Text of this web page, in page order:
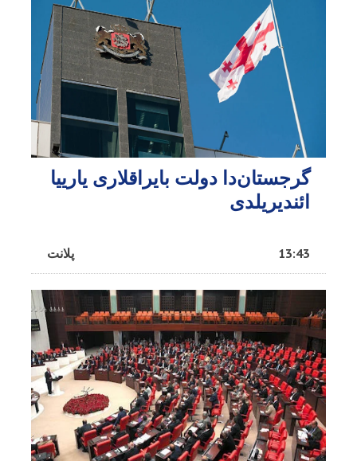
گرجستان‌دا دولت بایراقلاری یارییا
ائندیریلدی
پلانت 13:43